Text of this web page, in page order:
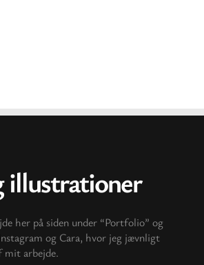
illustrationer
her på siden under “Portfolio” og
og Cara, hvor jeg jævnligt
mit arbejde.